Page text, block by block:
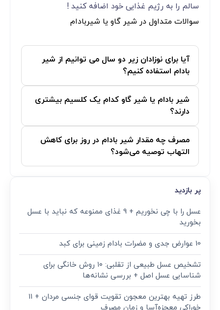
سالم را به رژیم غذایی خود اضافه کنید !
سوالات متداول در شیر گاو یا شیربادام
آیا برای نوزادان زیر دو سال می توانیم از شیر
بادام استفاده کنیم؟
شیر بادام یا شیر گاو کدام یک کلسیم بیشتری
دارند؟
مصرف چه مقدار شیر بادام در روز برای کاهش
التهاب توصیه می‌شود؟
پر بازدید
عسل را با چی نخوریم + 9 غذای ممنوعه که نباید با عسل
بخورید
10 عوارض جدی و مضرات بادام زمینی برای کبد
تشخیص عسل طبیعی از تقلبی: ۱۰ روش خانگی برای
شناسایی عسل اصل + بررسی نشانه‌ها
طرز تهیه بهترین معجون تقویت قوای جنسی مردان + ۱۱
خوراکی معجزه‌آسا و زمان مصرف